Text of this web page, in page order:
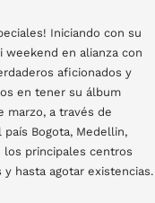
Iniciando con su
weekend en alianza con
aficionados y
en tener su álbum
marzo, a través de
Bogota, Medellin,
los principales centros
hasta agotar existencias.